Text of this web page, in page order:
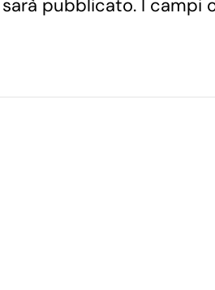
pubblicato. I